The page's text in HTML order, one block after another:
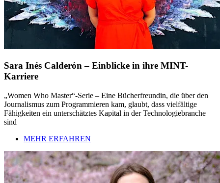
Sara Inés Calderón – Einblicke in ihre MINT-
Karriere
„Women Who Master“-Serie – Eine Bücherfreundin, die über den
Journalismus zum Programmieren kam, glaubt, dass vielfältige
Fähigkeiten ein unterschätztes Kapital in der Technologiebranche
sind
MEHR ERFAHREN